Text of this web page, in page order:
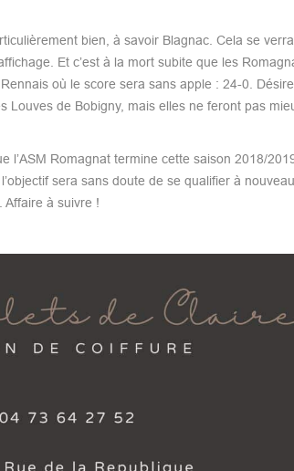
bien, à savoir Blagnac. Cela se
Et c’est à la mort subite que les
où le score sera sans apple : 24-0.
de Bobigny, mais elles ne feront pas
l’ASM Romagnat termine cette saison 2018/
sera sans doute de se qualifier à
Affaire à suivre !